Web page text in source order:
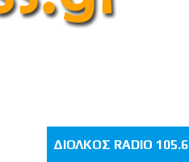
ΔΙΟΛΚΟΣ RADIO 105.6